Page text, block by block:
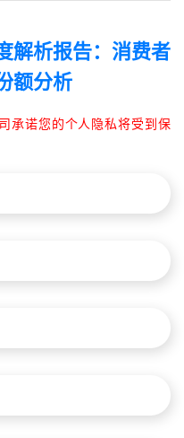
解析报告：消费者
额分析
承诺您的个人隐私将受到保